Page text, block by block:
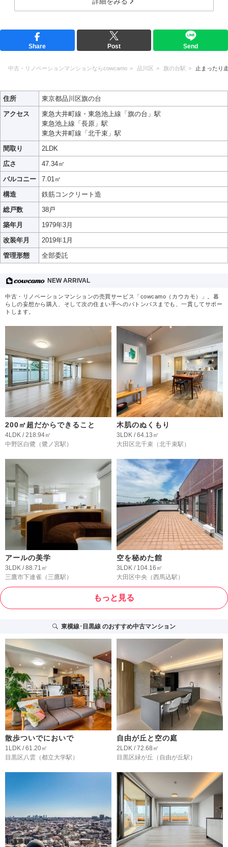
Share Post Send
中古・リノベーションマンションならcowcamo 品川区 旗の台駅 止まったり
住所
東京都品川区旗の台
アクセス
東急大井町線・東急池上線「旗の台」駅
東急池上線「長原」駅
東急大井町線「北千束」駅
間取り
2LDK
広さ
47.34㎡
バルコニー
7.01㎡
構造
鉄筋コンクリート造
総戸数
38戸
築年月
1979年3月
改装年月
2019年1月
管理形態
全部委託
NEW ARRIVAL
中古・リノベーションマンションの売買サービス「cowcamo（カウカモ）」。暮
らしの妄想から購入、そして次の住まい手へのバトンパスまでも、一貫してサポー
トします。
200㎡超だからできること
4LDK / 218.94㎡
中野区白鷺 （鷺ノ宮駅）
木肌のぬくもり
3LDK / 64.13㎡
大田区北千束 （北千束駅）
アールの美学
3LDK / 88.71㎡
三鷹市下連雀 （三鷹駅）
空を秘めた館
3LDK / 104.16㎡
大田区中央 （西馬込駅）
もっと見る
東横線･目黒線のおすすめ中古マンション
散歩ついでにおいで
1LDK / 61.20㎡
目黒区八雲 （都立大学駅）
自由が丘と空の庭
2LDK / 72.68㎡
目黒区緑が丘 （自由が丘駅）